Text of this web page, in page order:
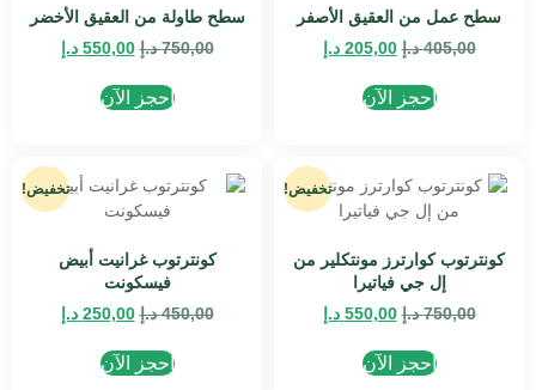
سطح عمل من العقيق الأصفر
405,00 د.إ 205,00 د.إ
احجز الآن
سطح طاولة من العقيق الأخضر
750,00 د.إ 550,00 د.إ
احجز الآن
تخفيض!
كونترتوب كوارترز مونتكلير من
إل جي فياتيرا
750,00 د.إ 550,00 د.إ
احجز الآن
تخفيض!
كونترتوب غرانيت أبيض
فيسكونت
450,00 د.إ 250,00 د.إ
احجز الآن